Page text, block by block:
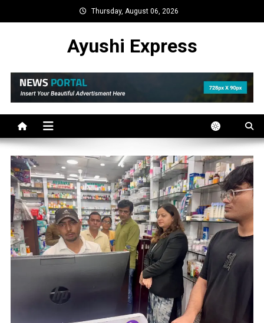
to
Thursday, August 06, 2026
Ayushi Express